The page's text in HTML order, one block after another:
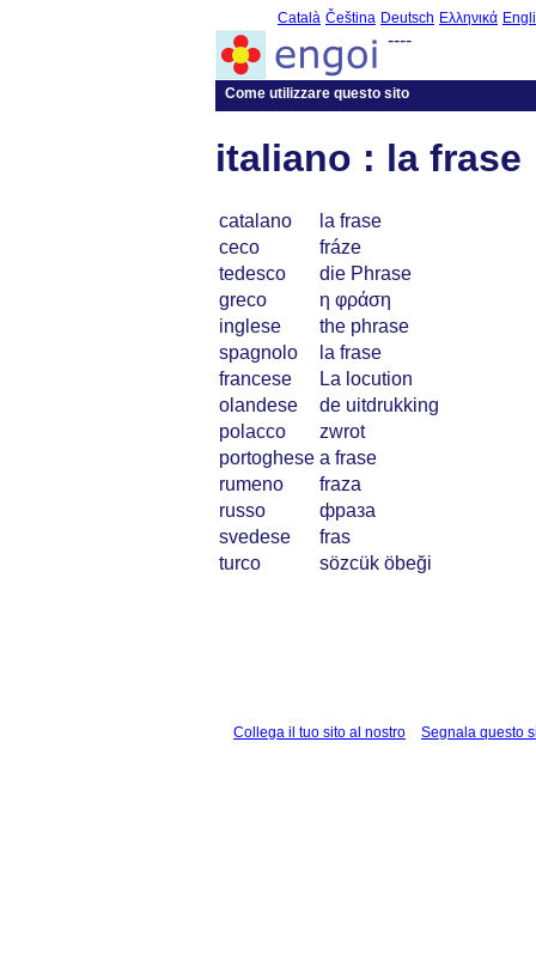
Català Čeština Deutsch Ελληνικά
----
Come utilizzare questo sito
italiano : la frase
catalano
la frase
ceco
fráze
tedesco
die Phrase
greco
η φράση
inglese
the phrase
spagnolo
la frase
francese
La locution
olandese
de uitdrukking
polacco
zwrot
portoghese a frase
rumeno
fraza
russo
фраза
svedese
fras
turco
sözcük öbeği
Collega il tuo sito al nostro Segnala questo